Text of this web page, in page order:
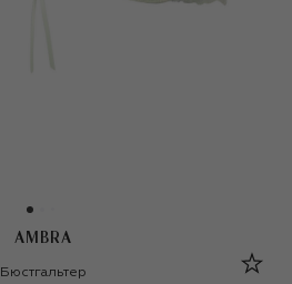
AMBRA
Ambra
Бюстгальтер